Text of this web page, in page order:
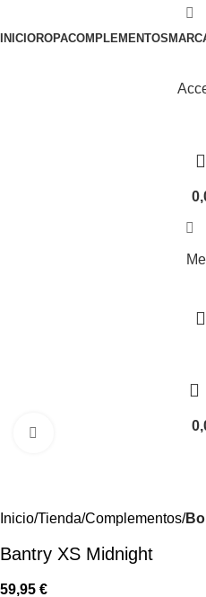
INICIOROPACOMPLEMENTOS
Inicio Tienda Complementos
Bantry XS Midnight
59,95 €